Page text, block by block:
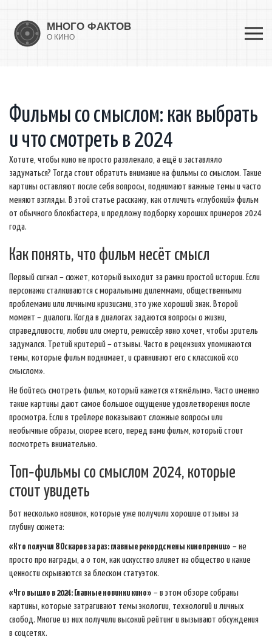
Фильмы со смыслом: как выбрать
и что смотреть в 2024
Хотите, чтобы кино не просто развлекало, а ещё и заставляло
задуматься? Тогда стоит обратить внимание на фильмы со смыслом. Такие
картины оставляют после себя вопросы, поднимают важные темы и часто
меняют взгляды. В этой статье расскажу, как отличить «глубокий» фильм
от обычного блокбастера, и предложу подборку хороших примеров 2024
года.
Как понять, что фильм несёт смысл
Первый сигнал – сюжет, который выходит за рамки простой истории. Если
персонажи сталкиваются с моральными дилеммами, общественными
проблемами или личными кризисами, это уже хороший знак. Второй
момент – диалоги. Когда в диалогах задаются вопросы о жизни,
справедливости, любви или смерти, режиссёр явно хочет, чтобы зритель
задумался. Третий критерий – отзывы. Часто в рецензиях упоминаются
темы, которые фильм поднимает, и сравнивают его с классикой «со
смыслом».
Не бойтесь смотреть фильм, который кажется «тяжёлым». Часто именно
такие картины дают самое большое ощущение удовлетворения после
просмотра. Если в трейлере показывают сложные вопросы или
необычные образы, скорее всего, перед вами фильм, который стоит
посмотреть внимательно.
Топ‑фильмы со смыслом 2024, которые
стоит увидеть
Вот несколько новинок, которые уже получили хорошие отзывы за
глубину сюжета:
«Кто получил 8 Оскаров за раз: главные рекордсмены кинопремии» – не
просто про награды, а о том, как искусство влияет на общество и какие
ценности скрываются за блеском статуэток.
«Что вышло в 2024: Главные новинки кино» – в этом обзоре собраны
картины, которые затрагивают темы экологии, технологий и личных
свобод. Многие из них получили высокий рейтинг и вызывают обсуждения
в соцсетях.